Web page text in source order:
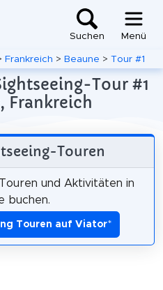
Suchen Menü
Frankreich > Beaune > Tour #1
Tour #1
Frankreich
Touren
und Aktivitäten in
buchen.
Touren auf Viator*